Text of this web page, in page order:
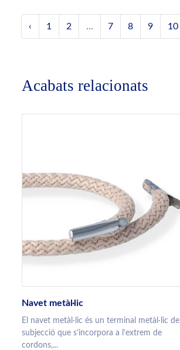
‹ 1 2 ... 7 8 9 10
Acabats relacionats
Navet metàl·lic
El navet metàl·lic és un terminal metàl·lic de
subjecció que s’incorpora a l’extrem de
cordons,...